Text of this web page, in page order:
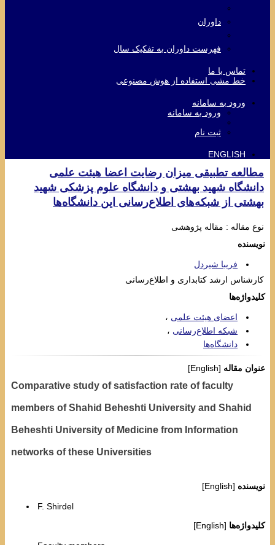
داوران
فهرست داوران به تفکیک سال
تماس با ما
خط مشی استفاده از هوش مصنوعی
ورود به سامانه
ورود به سامانه
ثبت نام
ENGLISH
مطالعه تطبیقی میزان رضایت اعضا هیئت علمی
دانشگاه شهید بهشتی و دانشگاه علوم پزشکی شهید
بهشتی از شبکه‌های اطلاع‌رسانی این دانشگاه‌ها
نوع مقاله : مقاله پژوهشی
نویسنده
فریبا شیردل
کارشناس ارشد کتابداری و اطلاع‌رسانی
کلیدواژه‌ها
اعضای هیئت علمی
شبکه اطلاع‌رسانی
دانشگاه‌ها
عنوان مقاله [English]
Comparative study of satisfaction rate of faculty
members of Shahid Beheshti University and Shahid
Beheshti University of Medicine from Information
networks of these Universities
نویسنده [English]
F. Shirdel
کلیدواژه‌ها [English]